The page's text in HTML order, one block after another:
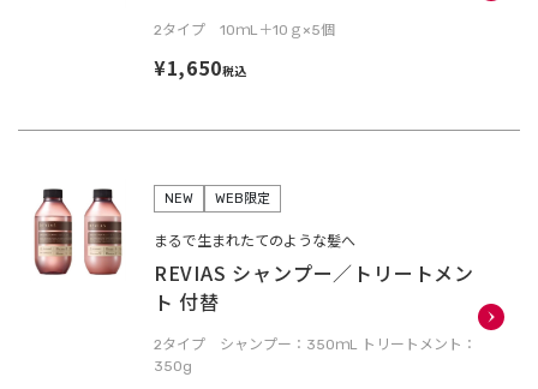
2タイプ 10ｍL＋10ｇ×5個
¥1,650税込
NEW WEB限定
まるで生まれたてのような髪へ
REVIAS シャンプー／トリートメン
ト 付替
2タイプ シャンプー：350ｍL トリートメント：
350g